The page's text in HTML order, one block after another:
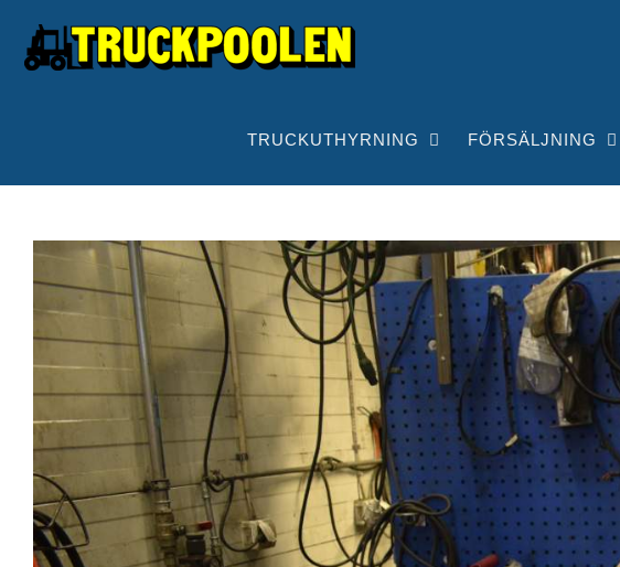
innehållet
TRUCKUTHYRNING FÖRSÄLJNING